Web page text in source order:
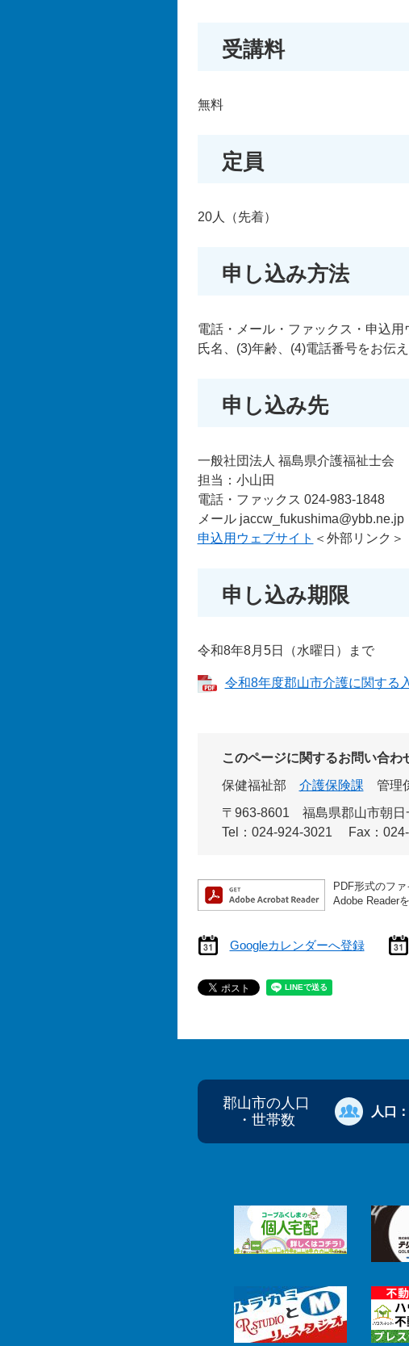
受講料
無料
定員
20人（先着）
申し込み方法
電話・メール・ファックス・申込
氏名、(3)年齢、(4)電話番号をお伝え
申し込み先
一般社団法人 福島県介護福祉士会
担当：小山田
電話・ファックス 024-983-1848
メール jaccw_fukushima@ybb.ne.jp
申込用ウェブサイト ＜外部リンク＞
申し込み期限
令和8年8月5日（水曜日）まで
令和8年度郡山市介護に関する
このページに関するお問い合わ
保健福祉部
介護保険課
管理
〒963-8601
福島県郡山市朝
Tel：024-924-3021
Fax：
PDF形式のフ
Adobe Reader
Googleカレンダーへ登録
郡山市の人口
・世帯数
人口：